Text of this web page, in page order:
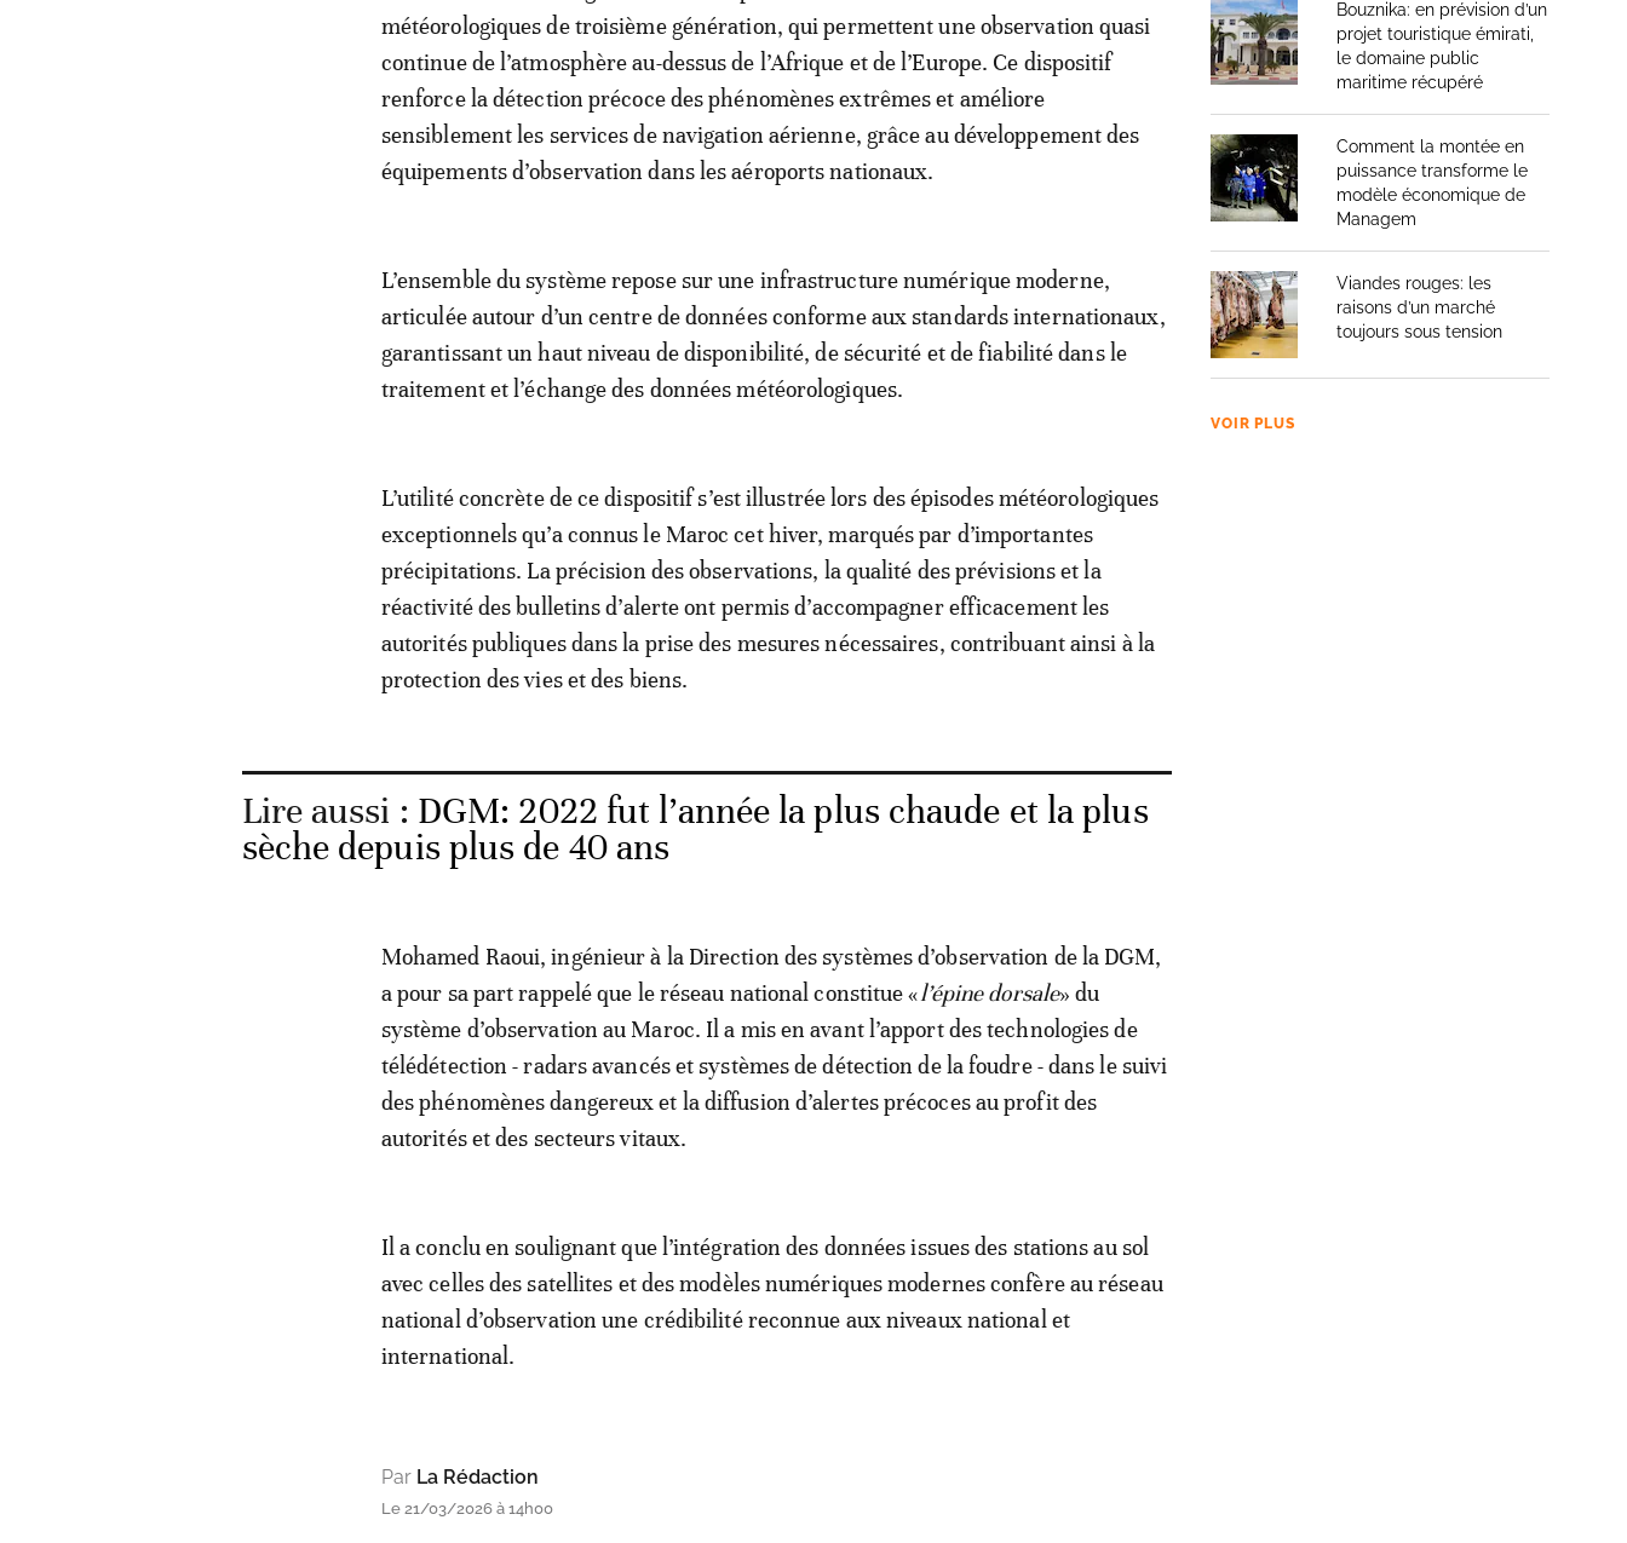
météorologiques de troisième génération, qui permettent une observation quasi
continue de l’atmosphère au-dessus de l’Afrique et de l’Europe. Ce dispositif
renforce la détection précoce des phénomènes extrêmes et améliore
sensiblement les services de navigation aérienne, grâce au développement des
équipements d’observation dans les aéroports nationaux.
L’ensemble du système repose sur une infrastructure numérique moderne,
articulée autour d’un centre de données conforme aux standards internationaux,
garantissant un haut niveau de disponibilité, de sécurité et de fiabilité dans le
traitement et l’échange des données météorologiques.
L’utilité concrète de ce dispositif s’est illustrée lors des épisodes météorologiques
exceptionnels qu’a connus le Maroc cet hiver, marqués par d’importantes
précipitations. La précision des observations, la qualité des prévisions et la
réactivité des bulletins d’alerte ont permis d’accompagner efficacement les
autorités publiques dans la prise des mesures nécessaires, contribuant ainsi à la
protection des vies et des biens.
Lire aussi : DGM: 2022 fut l’année la plus chaude et la plus
sèche depuis plus de 40 ans
Mohamed Raoui, ingénieur à la Direction des systèmes d’observation de la DGM,
a pour sa part rappelé que le réseau national constitue «l’épine dorsale» du
système d’observation au Maroc. Il a mis en avant l’apport des technologies de
télédétection - radars avancés et systèmes de détection de la foudre - dans le suivi
des phénomènes dangereux et la diffusion d’alertes précoces au profit des
autorités et des secteurs vitaux.
Il a conclu en soulignant que l’intégration des données issues des stations au sol
avec celles des satellites et des modèles numériques modernes confère au réseau
national d’observation une crédibilité reconnue aux niveaux national et
international.
Par La Rédaction
Le 21/03/2026 à 14h00
Bouznika: en prévision d’un
projet touristique émirati,
le domaine public
maritime récupéré
Comment la montée en
puissance transforme le
modèle économique de
Managem
Viandes rouges: les
raisons d’un marché
toujours sous tension
VOIR PLUS